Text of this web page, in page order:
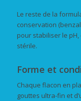
Le reste de la
conservation
pour stabiliser le
stérile.
Forme et
Chaque flacon en
gouttes ultra-fin et